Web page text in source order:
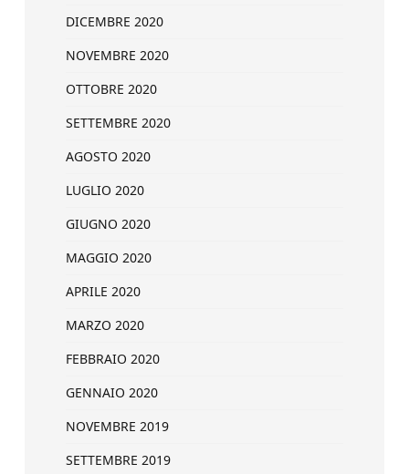
DICEMBRE 2020
NOVEMBRE 2020
OTTOBRE 2020
SETTEMBRE 2020
AGOSTO 2020
LUGLIO 2020
GIUGNO 2020
MAGGIO 2020
APRILE 2020
MARZO 2020
FEBBRAIO 2020
GENNAIO 2020
NOVEMBRE 2019
SETTEMBRE 2019